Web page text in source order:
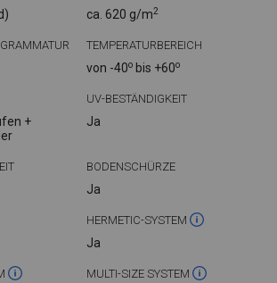
ca. 620 g/m2
TEMPERATURBEREICH
von -40o bis +60o
+
UV-BESTÄNDIGKEIT
Ja
BODENSCHÜRZE
Ja
HERMETIC-SYSTEM
Ja
MULTI-SIZE SYSTEM